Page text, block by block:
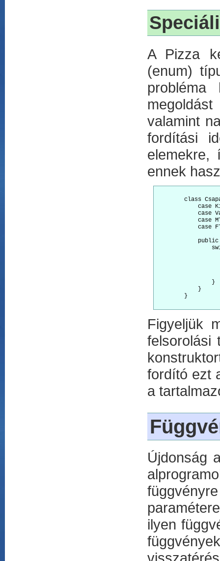
A Pizza
(enum)
valamint
fordítási
elemekre,
ennek
class
case
case
case
case
                }
            }
        }
Figyeljük
felsorolási
fordító ezt
a
Újdonság
ilyen